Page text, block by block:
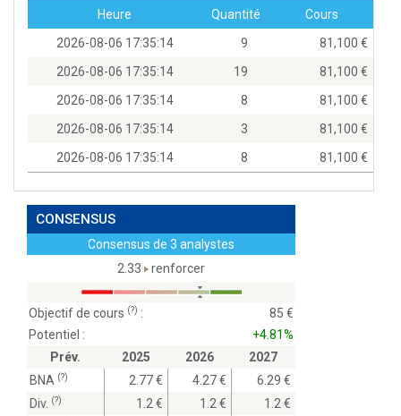
Heure Quantité
Cours
2026-08-06 17:35:14
9
81,100
2026-08-06 17:35:14
19
81,100
2026-08-06 17:35:14
8
81,100
2026-08-06 17:35:14
3
81,100
2026-08-06 17:35:14
8 81,100
CONSENSUS
Consensus de 3 analystes
2.33
renforcer
Objectif de cours (?) :
85
Potentiel :
+4.81%
Prév.
2025 2026
2027
BNA (?) 2.77 4.27
6.29
Div. (?) 1.2 1.2
1.2